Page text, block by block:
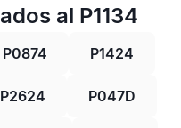
al P1134
P0874 P1424
P2624 P047D